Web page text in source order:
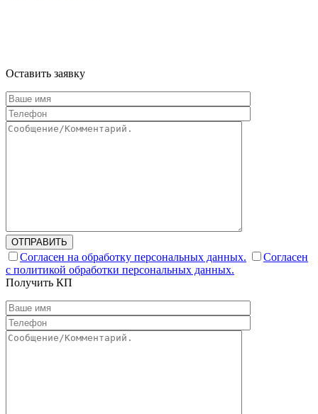
Оставить заявку
ОТПРАВИТЬ
Согласен на обработку персональных данных.
Согласен
с политикой обработки персональных данных.
Получить КП